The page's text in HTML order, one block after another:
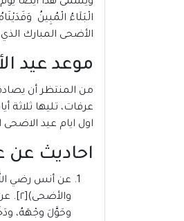
ويسمى هذا أيضا يوم
الأضحى المبارك
موعد عيد
عرفات، تليها ثلاثة أيام رسمية ،
اول ايام عيد الاضحى المبارك في
احاديث عن
عن أنس رضي
وحَوَّلَ وجْهَهُ،